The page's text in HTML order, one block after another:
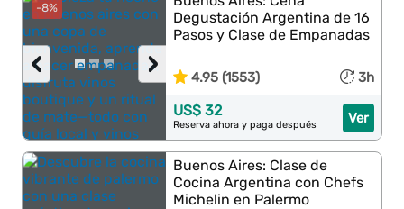
-8%
›
‹
Degustación Argentina de 16
Pasos y Clase de Empanadas
4.95 (1553) 3h
Ver
US$ 32
Reserva ahora y paga después
Buenos Aires: Clase de
Cocina Argentina con Chefs
Michelin en Palermo